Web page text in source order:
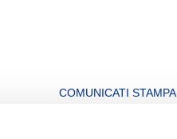
COMUNICATI STAMPA